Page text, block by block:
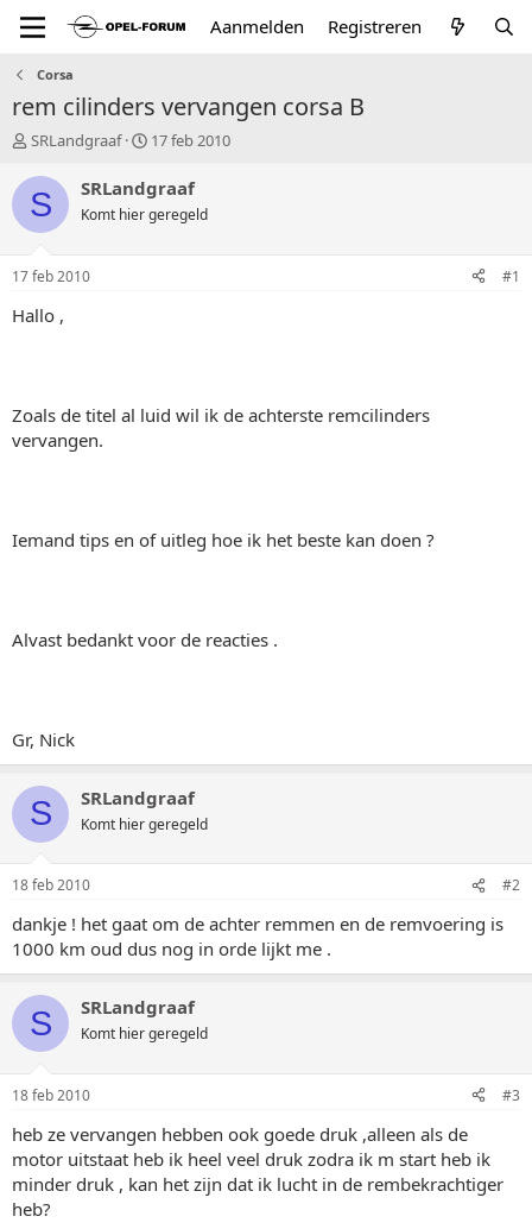
Aanmelden Registreren
Corsa
rem cilinders vervangen corsa B
T
p
i
t
a
r
SRLandgraaf
S
a
r
t
17 feb 2010
S SRLandgraaf
Komt hier geregeld
17 feb 2010 #1
Hallo ,
Zoals de titel al luid wil ik de achterste remcilinders
vervangen.
Iemand tips en of uitleg hoe ik het beste kan doen ?
Alvast bedankt voor de reacties .
Gr, Nick
S SRLandgraaf
Komt hier geregeld
18 feb 2010 #2
dankje ! het gaat om de achter remmen en de remvoering is
1000 km oud dus nog in orde lijkt me .
S SRLandgraaf
Komt hier geregeld
18 feb 2010 #3
heb ze vervangen hebben ook goede druk ,alleen als de
motor uitstaat heb ik heel veel druk zodra ik m start heb ik
minder druk , kan het zijn dat ik lucht in de rembekrachtiger
heb?